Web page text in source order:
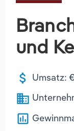
und
attach_money Umsatz:
business
poll